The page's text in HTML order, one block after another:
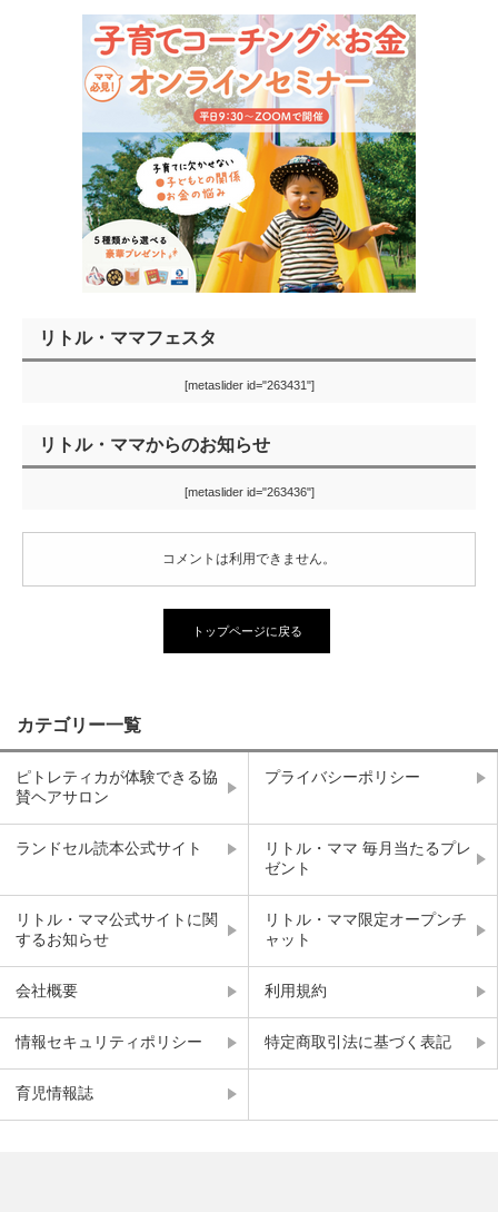
リトル・ママフェスタ
[metaslider id="263431"]
リトル・ママからのお知らせ
[metaslider id="263436"]
コメントは利用できません。
トップページに戻る
カテゴリー一覧
ピトレティカが体験できる協
賛ヘアサロン
プライバシーポリシー
ランドセル読本公式サイト
リトル・ママ 毎月当たるプレ
ゼント
リトル・ママ公式サイトに関
するお知らせ
リトル・ママ限定オープンチ
ャット
会社概要 利用規約
情報セキュリティポリシー 特定商取引法に基づく表記
育児情報誌